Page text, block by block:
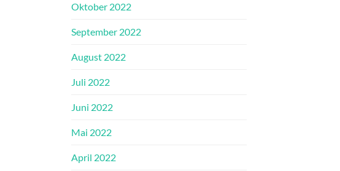
Oktober 2022
September 2022
August 2022
Juli 2022
Juni 2022
Mai 2022
April 2022